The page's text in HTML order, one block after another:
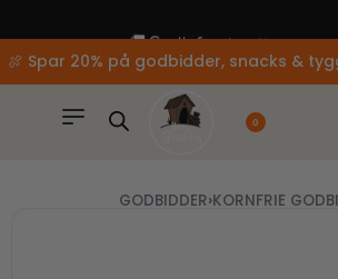
🍖 Spar 20% på godbidder, snacks &
0
GODBIDDER›KORNFRIE